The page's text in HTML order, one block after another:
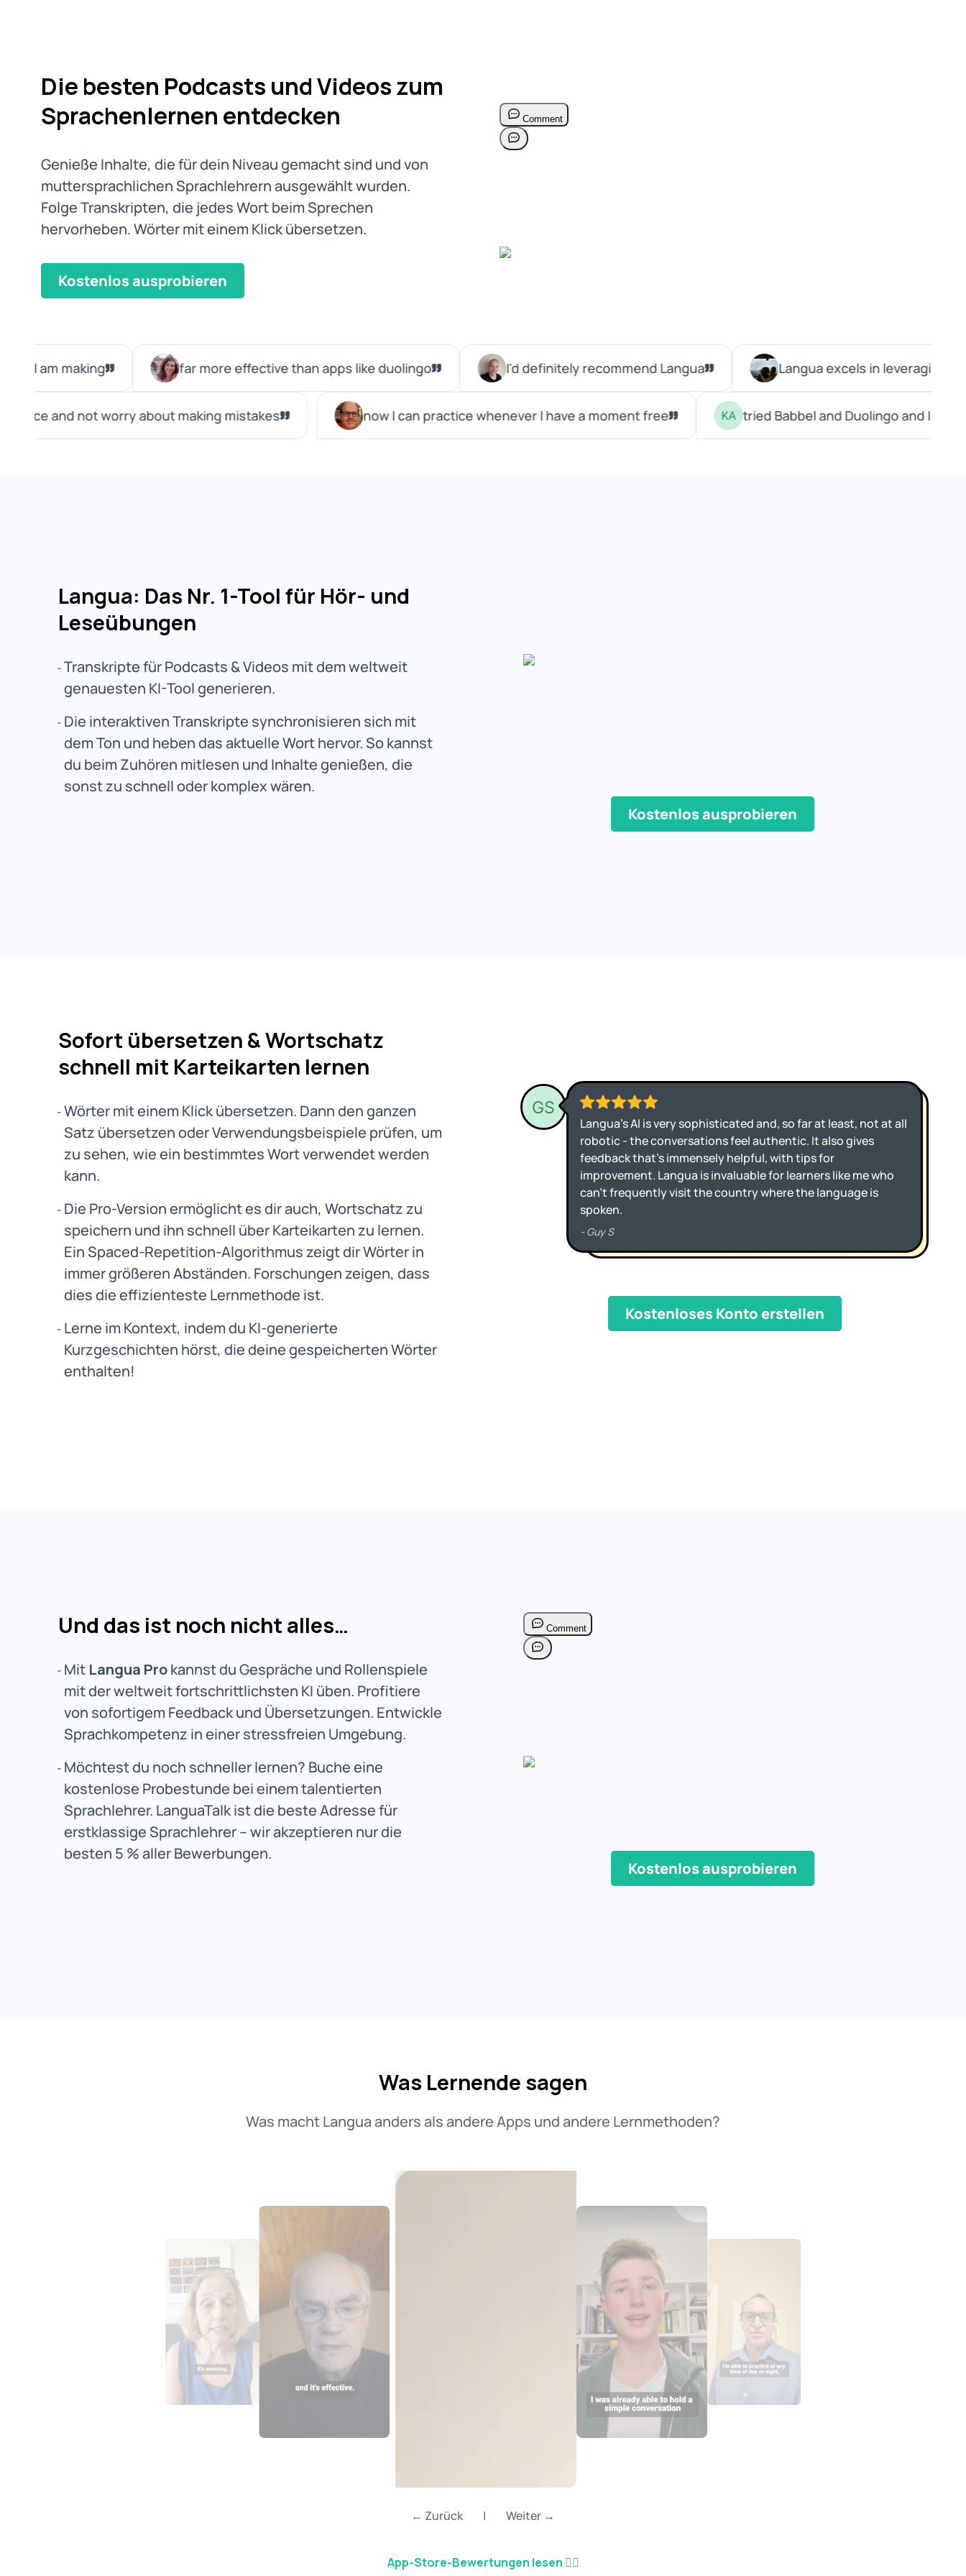
Die besten Podcasts und Videos zum
Sprachenlernen entdecken
Genieße Inhalte, die für dein Niveau gemacht sind und von
muttersprachlichen Sprachlehrern ausgewählt wurden.
Folge Transkripten, die jedes Wort beim Sprechen
hervorheben. Wörter mit einem Klick übersetzen.
Kostenlos ausprobieren
Kostenlos ausprobieren
Langua: Das Nr. 1-Tool für Hör- und
Leseübungen
Transkripte für Podcasts & Videos mit dem weltweit
genauesten KI-Tool generieren.
Die interaktiven Transkripte synchronisieren sich mit
dem Ton und heben das aktuelle Wort hervor. So kannst
du beim Zuhören mitlesen und Inhalte genießen, die
sonst zu schnell oder komplex wären.
Sofort übersetzen & Wortschatz
schnell mit Karteikarten lernen
Wörter mit einem Klick übersetzen. Dann den ganzen
Satz übersetzen oder Verwendungsbeispiele prüfen, um
zu sehen, wie ein bestimmtes Wort verwendet werden
kann.
Die Pro-Version ermöglicht es dir auch, Wortschatz zu
speichern und ihn schnell über Karteikarten zu lernen.
Ein Spaced-Repetition-Algorithmus zeigt dir Wörter in
immer größeren Abständen. Forschungen zeigen, dass
dies die effizienteste Lernmethode ist.
Lerne im Kontext, indem du KI-generierte
Kurzgeschichten hörst, die deine gespeicherten Wörter
enthalten!
Kostenloses Konto erstellen
Kostenlos ausprobieren
Und das ist noch nicht alles…
Mit Langua Prokannst du Gespräche und Rollenspiele
mit der weltweit fortschrittlichsten KI üben. Profitiere
von sofortigem Feedback und Übersetzungen. Entwickle
Sprachkompetenz in einer stressfreien Umgebung.
Möchtest du noch schneller lernen? Buche eine
kostenlose Probestunde bei einem talentierten
Sprachlehrer. LanguaTalk ist die beste Adresse für
erstklassige Sprachlehrer – wir akzeptieren nur die
besten 5 % aller Bewerbungen.
Was Lernende sagen
Was macht Langua anders als andere Apps und andere Lernmethoden?
← Zurück | Weiter →
App-Store-Bewertungen lesen 👈🏼